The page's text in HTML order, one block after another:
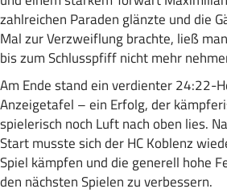
zahlreichen Paraden glänzte und die
Mal zur Verzweiflung brachte, ließ
bis zum Schlusspfiff nicht mehr
Am Ende stand ein verdienter 24:22-
Anzeigetafel – ein Erfolg, der
spielerisch noch Luft nach oben lies.
Start musste sich der HC Koblenz
Spiel kämpfen und die generell hohe
den nächsten Spielen zu verbessern.